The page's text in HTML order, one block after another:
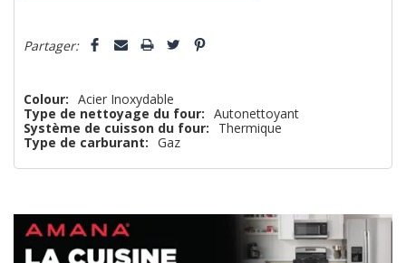
n’en
plus
que
Partager:
Colour: Acier Inoxydable
Type de nettoyage du four: Autonettoyant
Système de cuisson du four:
Thermique
Type de carburant: Gaz